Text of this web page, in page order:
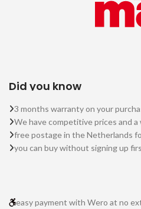
Did you know
3 months warranty on your
We have competitive prices and
free postage in the Netherlands
you can buy without signing up
easy payment with Wero at no